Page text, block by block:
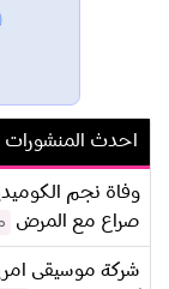
احدث المنشورات
وفاة نجم
صراع مع المرض
شركة موسيقى